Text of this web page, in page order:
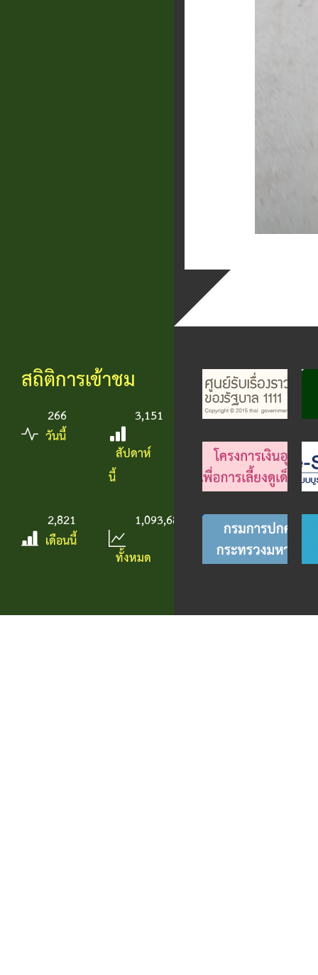
สถิติการเข้าชม
266
วันนี้
3,151
สัปดาห์
นี้
2,821
เดือนนี้
1,093,688
ทั้งหมด